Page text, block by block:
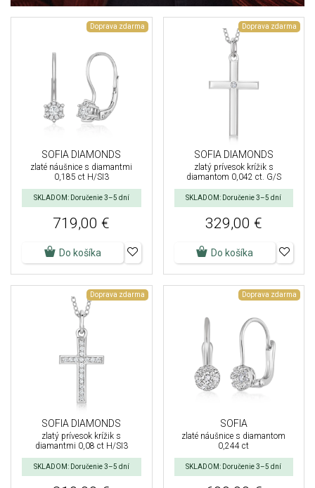
Doprava zdarma
SOFIA DIAMONDS
zlaté náušnice s diamantmi
0,185 ct H/SI3
SKLADOM: Doručenie 3–5 dní
719,00 €
Do košíka
Doprava zdarma
SOFIA DIAMONDS
zlatý prívesok krížik s
diamantom 0,042 ct. G/S
SKLADOM: Doručenie 3–5 dní
329,00 €
Do košíka
Doprava zdarma
SOFIA DIAMONDS
zlatý prívesok krížik s
diamantmi 0,08 ct H/SI3
SKLADOM: Doručenie 3–5 dní
Doprava zdarma
SOFIA
zlaté náušnice s diamantom
0,244 ct
SKLADOM: Doručenie 3–5 dní